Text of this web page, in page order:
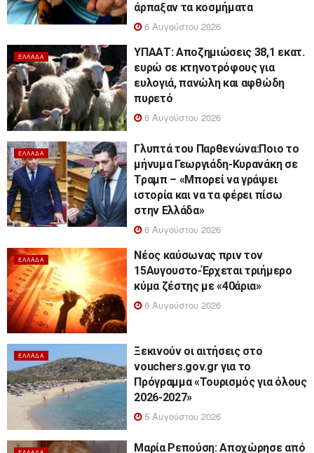
άρπαξαν τα κοσμήματα
6 Αυγούστου 2026
ΕΛΛΆΔΑ
ΥΠΑΑΤ: Αποζημιώσεις 38,1 εκατ.
ευρώ σε κτηνοτρόφους για
ευλογιά, πανώλη και αφθώδη
πυρετό
6 Αυγούστου 2026
ΕΛΛΆΔΑ
Γλυπτά του Παρθενώνα:Ποιο το
μήνυμα Γεωργιάδη-Κυρανάκη σε
Τραμπ – «Μπορεί να γράψει
ιστορία και να τα φέρει πίσω
στην Ελλάδα»
6 Αυγούστου 2026
ΕΛΛΆΔΑ
Νέος καύσωνας πριν τον
15Αυγουστο-Έρχεται τριήμερο
κύμα ζέστης με «40άρια»
6 Αυγούστου 2026
ΕΛΛΆΔΑ
Ξεκινούν οι αιτήσεις στο
vouchers.gov.gr για το
Πρόγραμμα «Τουρισμός για όλους
2026-2027»
5 Αυγούστου 2026
Μαρία Ρεπούση: Αποχώρησε από